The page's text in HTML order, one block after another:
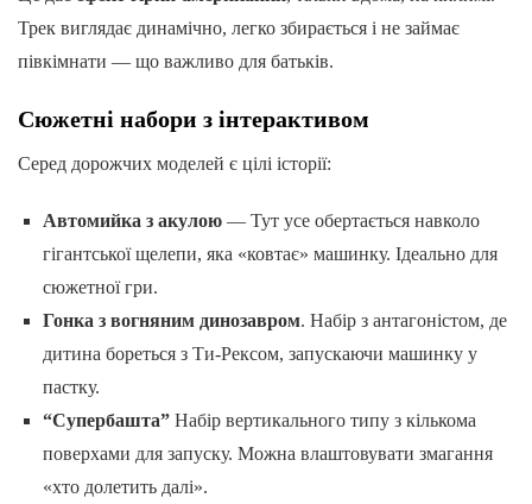
Трек виглядає динамічно, легко збирається і не займає
півкімнати — що важливо для батьків.
Сюжетні набори з інтерактивом
Серед дорожчих моделей є цілі історії:
Автомийка з акулою— Тут усе обертається навколо
гігантської щелепи, яка «ковтає» машинку. Ідеально для
сюжетної гри.
Гонка з вогняним динозавром. Набір з антагоністом, де
дитина бореться з Ти‑Рексом, запускаючи машинку у
пастку.
“Супербашта” Набір вертикального типу з кількома
поверхами для запуску. Можна влаштовувати змагання
«хто долетить далі».